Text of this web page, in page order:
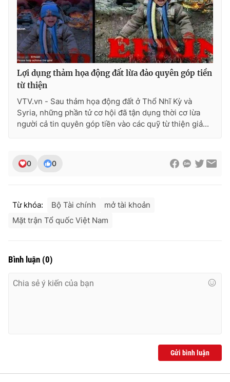
Ðiện thoại Thời báo VTV: 024.66 897 897
Email:toasoan@vtv.vn
Liên hệ quảng cáo:024-7300.7108
Lợi dụng thảm họa động đất lừa đảo quyên góp tiền
từ thiện
VTV.vn - Sau thảm họa động đất ở Thổ Nhĩ Kỳ và
Syria, những phần tử cơ hội đã tận dụng thời cơ lừa
người cả tin quyên góp tiền vào các quỹ từ thiện giả...
0 0
Từ khóa: Bộ Tài chính
mở tài khoản
Mặt trận Tổ quốc Việt Nam
Bình luận (0)
Gửi bình luận